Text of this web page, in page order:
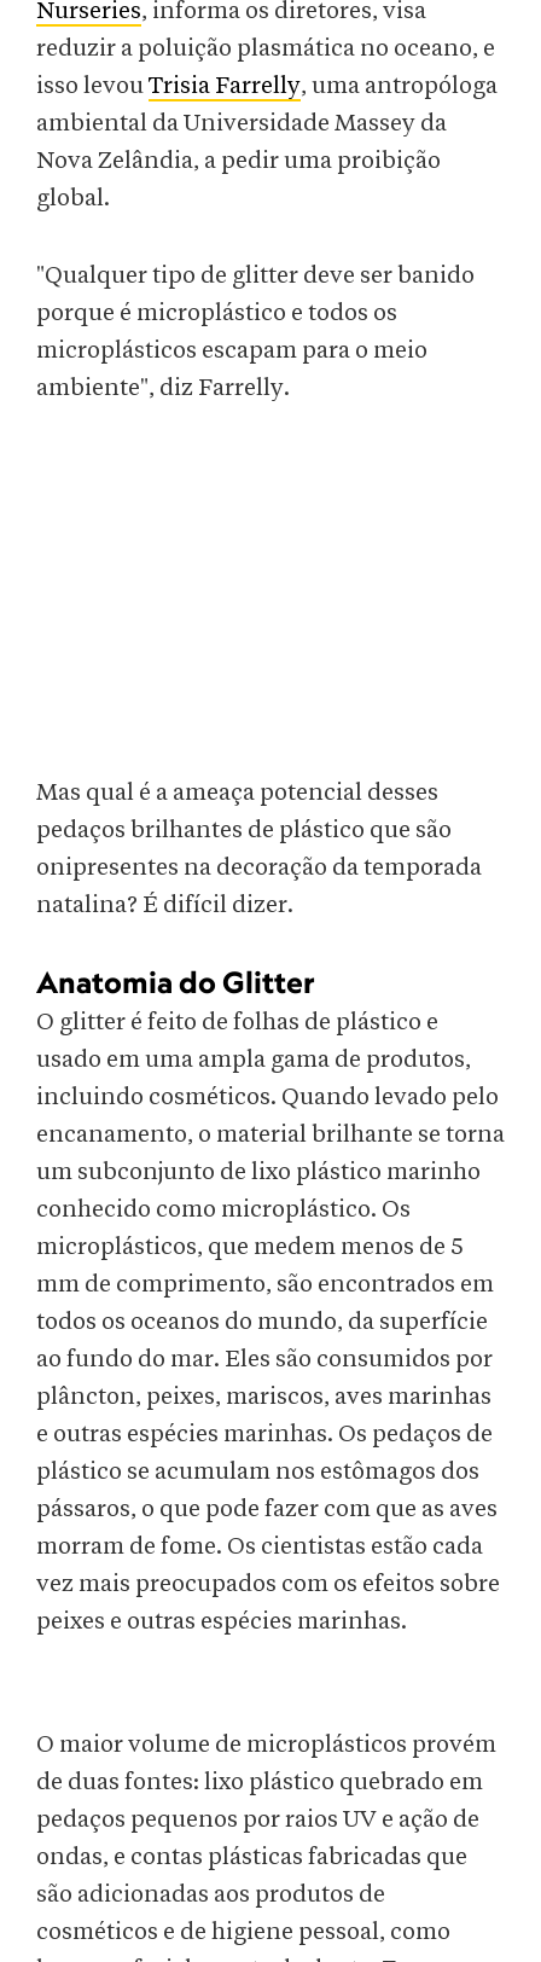
Nurseries, informa os diretores, visa
reduzir a poluição plasmática no oceano, e
isso levouTrisia Farrelly, uma antropóloga
ambiental da Universidade Massey da
Nova Zelândia, a pedir uma proibição
global.
"Qualquer tipo de glitter deve ser banido
porque é microplástico e todos os
microplásticos escapam para o meio
ambiente", diz Farrelly.
Mas qual é a ameaça potencial desses
pedaços brilhantes de plástico que são
onipresentes na decoração da temporada
natalina? É difícil dizer.
Anatomia do Glitter
O glitter é feito de folhas de plástico e
usado em uma ampla gama de produtos,
incluindo cosméticos. Quando levado pelo
encanamento, o material brilhante se torna
um subconjunto de lixo plástico marinho
conhecido como microplástico. Os
microplásticos, que medem menos de 5
mm de comprimento, são encontrados em
todos os oceanos do mundo, da superfície
ao fundo do mar. Eles são consumidos por
plâncton, peixes, mariscos, aves marinhas
e outras espécies marinhas. Os pedaços de
plástico se acumulam nos estômagos dos
pássaros, o que pode fazer com que as aves
morram de fome. Os cientistas estão cada
vez mais preocupados com os efeitos sobre
peixes e outras espécies marinhas.
O maior volume de microplásticos provém
de duas fontes: lixo plástico quebrado em
pedaços pequenos por raios UV e ação de
ondas, e contas plásticas fabricadas que
são adicionadas aos produtos de
cosméticos e de higiene pessoal, como